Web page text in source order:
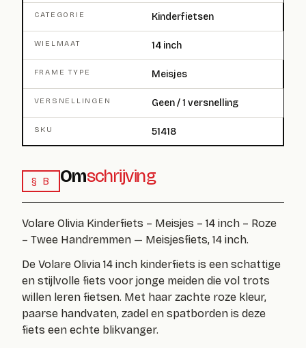
CATEGORIE Kinderfietsen
WIELMAAT 14 inch
FRAME TYPE Meisjes
VERSNELLINGEN Geen / 1 versnelling
SKU 51418
§ B Omschrijving
Volare Olivia Kinderfiets – Meisjes – 14 inch – Roze
– Twee Handremmen — Meisjesfiets, 14 inch.
De Volare Olivia 14 inch kinderfiets is een schattige
en stijlvolle fiets voor jonge meiden die vol trots
willen leren fietsen. Met haar zachte roze kleur,
paarse handvaten, zadel en spatborden is deze
fiets een echte blikvanger.